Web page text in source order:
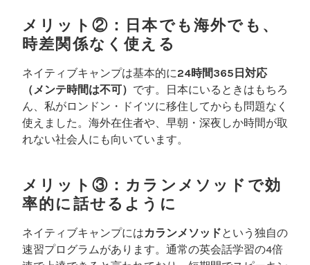
メリット②：日本でも海外でも、
時差関係なく使える
ネイティブキャンプは基本的に24時間365日対応
（メンテ時間は不可） です。日本にいるときはもちろ
ん、私がロンドン・ドイツに移住してからも問題なく
使えました。海外在住者や、早朝・深夜しか時間が取
れない社会人にも向いています。
メリット③：カランメソッドで効
率的に話せるように
ネイティブキャンプにはカランメソッドという独自の
速習プログラムがあります。通常の英会話学習の4倍